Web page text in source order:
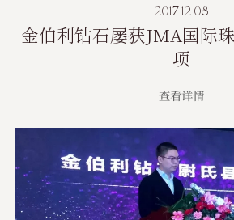
2017.12.08
金伯利钻石屡获JMA国际
项
查看详情